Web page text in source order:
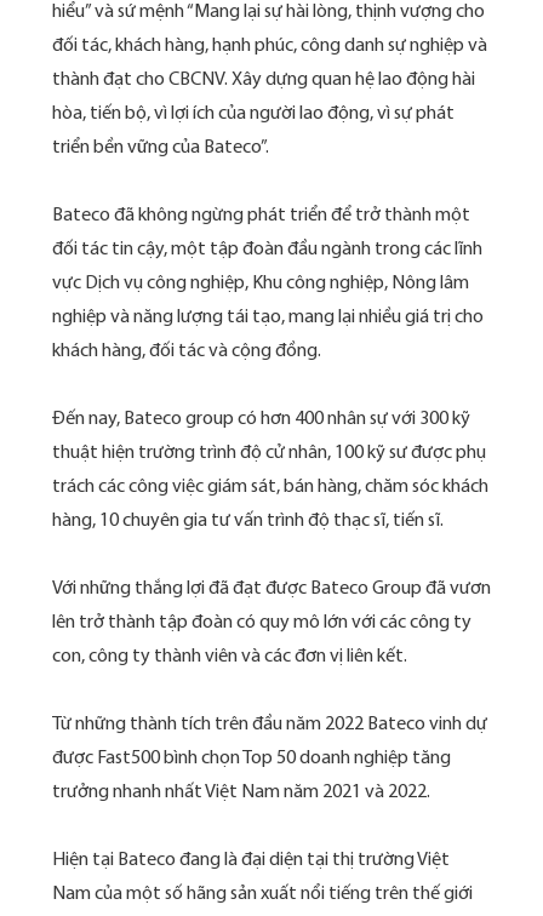
hiểu” và sứ mệnh “Mang lại sự hài lòng, thịnh vượng cho
đối tác, khách hàng, hạnh phúc, công danh sự nghiệp và
thành đạt cho CBCNV. Xây dựng quan hệ lao động hài
hòa, tiến bộ, vì lợi ích của người lao động, vì sự phát
triển bền vững của Bateco”.
Bateco đã không ngừng phát triển để trở thành một
đối tác tin cậy, một tập đoàn đầu ngành trong các lĩnh
vực Dịch vụ công nghiệp, Khu công nghiệp, Nông lâm
nghiệp và năng lượng tái tạo, mang lại nhiều giá trị cho
khách hàng, đối tác và cộng đồng.
Đến nay, Bateco group có hơn 400 nhân sự với 300 kỹ
thuật hiện trường trình độ cử nhân, 100 kỹ sư được phụ
trách các công việc giám sát, bán hàng, chăm sóc khách
hàng, 10 chuyên gia tư vấn trình độ thạc sĩ, tiến sĩ.
Với những thắng lợi đã đạt được Bateco Group đã vươn
lên trở thành tập đoàn có quy mô lớn với các công ty
con, công ty thành viên và các đơn vị liên kết.
Từ những thành tích trên đầu năm 2022 Bateco vinh dự
được Fast500 bình chọn Top 50 doanh nghiệp tăng
trưởng nhanh nhất Việt Nam năm 2021 và 2022.
Hiện tại Bateco đang là đại diện tại thị trường Việt
Nam của một số hãng sản xuất nổi tiếng trên thế giới